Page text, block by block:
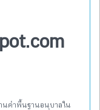
านคำพื้นฐานอนุบาลใน